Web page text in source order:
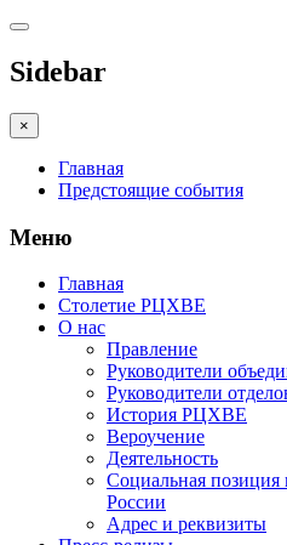
Sidebar
×
Главная
Предстоящие события
Меню
Главная
Столетие РЦХВЕ
О нас
Правление
Руководители
Руководители
История РЦХВЕ
Вероучение
Деятельность
Социальная позиция
России
Адрес и реквизиты